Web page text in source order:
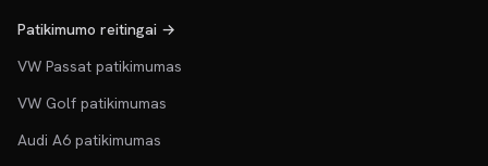
Patikimumo reitingai →
VW Passat patikimumas
VW Golf patikimumas
Audi A6 patikimumas